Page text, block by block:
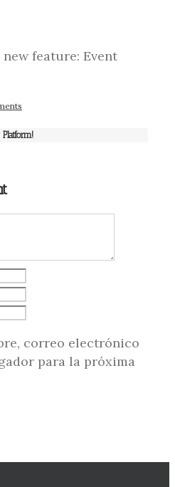
new feature: Event
correo electrónico
para la próxima